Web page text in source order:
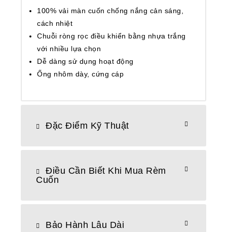
100% vải màn cuốn chống nắng cản sáng,
cách nhiệt
Chuỗi ròng rọc điều khiển bằng nhựa trắng
với nhiều lựa chọn
Dễ dàng sử dụng hoạt động
Ống nhôm dày, cứng cáp
Đặc Điểm Kỹ Thuật
Điều Cần Biết Khi Mua Rèm
Cuốn
Bảo Hành Lâu Dài